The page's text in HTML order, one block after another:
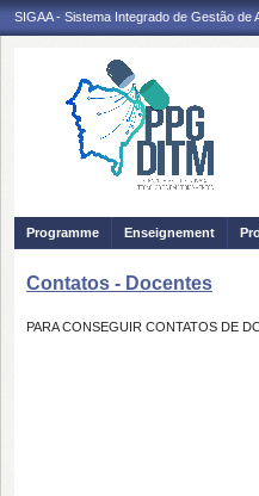
SIGAA - Sistema Integrado de Gestão de
Programme
Enseignement
Contatos - Docentes
PARA CONSEGUIR CONTATOS DE